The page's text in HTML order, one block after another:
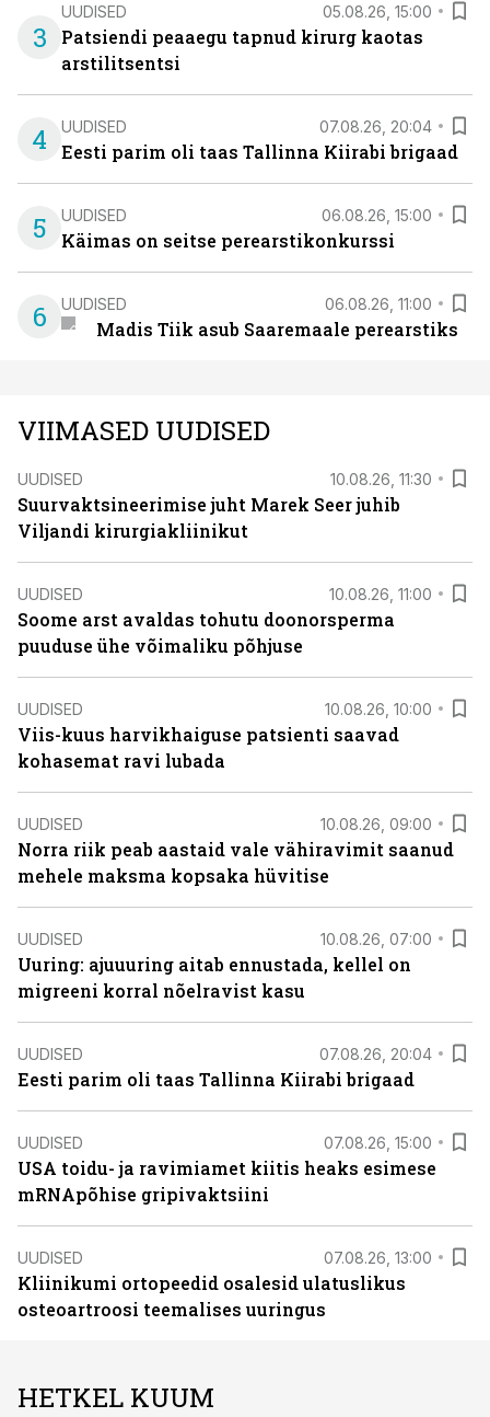
3
UUDISED 05.08.26, 15:00
Patsiendi peaaegu tapnud kirurg kaotas
arstilitsentsi
4 UUDISED 07.08.26, 20:04
Eesti parim oli taas Tallinna Kiirabi brigaad
5 UUDISED 06.08.26, 15:00
Käimas on seitse perearstikonkurssi
6 UUDISED 06.08.26, 11:00
Madis Tiik asub Saaremaale perearstiks
VIIMASED UUDISED
UUDISED 10.08.26, 11:30
Suurvaktsineerimise juht Marek Seer juhib
Viljandi kirurgiakliinikut
UUDISED 10.08.26, 11:00
Soome arst avaldas tohutu doonorsperma
puuduse ühe võimaliku põhjuse
UUDISED 10.08.26, 10:00
Viis-kuus harvikhaiguse patsienti saavad
kohasemat ravi lubada
UUDISED 10.08.26, 09:00
Norra riik peab aastaid vale vähiravimit saanud
mehele maksma kopsaka hüvitise
UUDISED 10.08.26, 07:00
Uuring: ajuuuring aitab ennustada, kellel on
migreeni korral nõelravist kasu
UUDISED 07.08.26, 20:04
Eesti parim oli taas Tallinna Kiirabi brigaad
UUDISED 07.08.26, 15:00
USA toidu- ja ravimiamet kiitis heaks esimese
mRNApõhise gripivaktsiini
UUDISED 07.08.26, 13:00
Kliinikumi ortopeedid osalesid ulatuslikus
osteoartroosi teemalises uuringus
HETKEL KUUM